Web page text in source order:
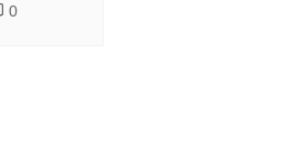
0